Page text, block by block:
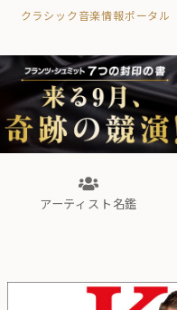
クラシック音楽情報ポータル
アーティスト名鑑
ぶらあぼブラス！
フォル